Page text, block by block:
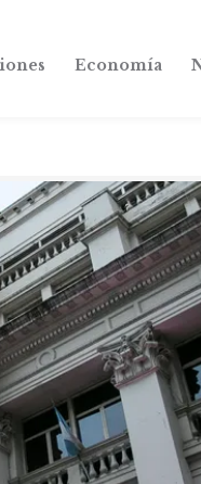
Economía